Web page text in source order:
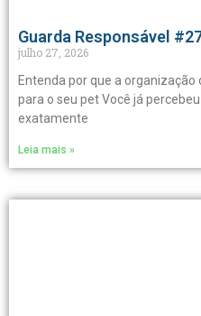
Guarda Responsável
julho 27, 2026
Entenda por que a
para o seu pet Você já
exatamente
Leia mais »